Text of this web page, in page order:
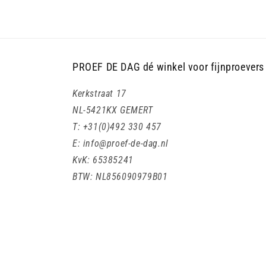
PROEF DE DAG dé winkel voor fijnproevers
Kerkstraat 17
NL-5421KX GEMERT
T: +31(0)492 330 457
E: info@proef-de-dag.nl
KvK: 65385241
BTW: NL856090979B01